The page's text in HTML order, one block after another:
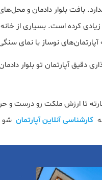
بافت بلوار دادمان و
کرده است. بسیاری از
نوساز با نمای
دقیق آپارتمان تو بلوار
تا ارزش ملکت رو درست و
کارشناسی آنلاین آپارتمان شو